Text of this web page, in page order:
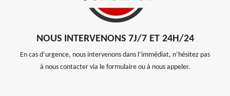
NOUS INTERVENONS 7J/7 ET 24H/24
En cas d’urgence, nous intervenons dans l’immédiat, n’hésitez pas
à nous contacter via le formulaire ou à nous appeler.